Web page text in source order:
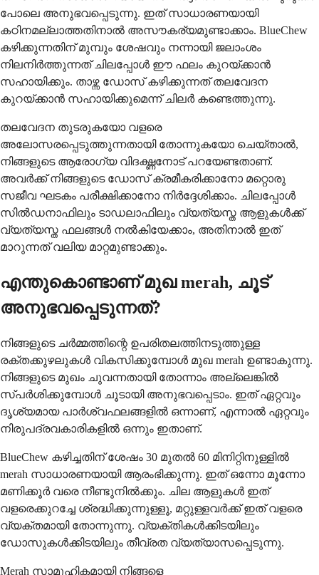
പോലെ അനുഭവപ്പെടുന്നു. ഇത് സാധാരണയായി
കഠിനമല്ലാത്തതിനാൽ അസൗകര്യമുണ്ടാക്കാം. BlueChew
കഴിക്കുന്നതിന് മുമ്പും ശേഷവും നന്നായി ജലാംശം
നിലനിർത്തുന്നത് ചിലപ്പോൾ ഈ ഫലം കുറയ്ക്കാൻ
സഹായിക്കും. താഴ്ന്ന ഡോസ് കഴിക്കുന്നത് തലവേദന
കുറയ്ക്കാൻ സഹായിക്കുമെന്ന് ചിലർ കണ്ടെത്തുന്നു.
തലവേദന തുടരുകയോ വളരെ
അലോസരപ്പെടുത്തുന്നതായി തോന്നുകയോ ചെയ്താൽ,
നിങ്ങളുടെ ആരോഗ്യ വിദഗ്ദ്ധനോട് പറയേണ്ടതാണ്.
അവർക്ക് നിങ്ങളുടെ ഡോസ് ക്രമീകരിക്കാനോ മറ്റൊരു
സജീവ ഘടകം പരീക്ഷിക്കാനോ നിർദ്ദേശിക്കാം. ചിലപ്പോൾ
സിൽഡനാഫിലും ടാഡലാഫിലും വ്യത്യസ്ത ആളുകൾക്ക്
വ്യത്യസ്ത ഫലങ്ങൾ നൽകിയേക്കാം, അതിനാൽ ഇത്
മാറുന്നത് വലിയ മാറ്റമുണ്ടാക്കും.
എന്തുകൊണ്ടാണ് മുഖ merah, ചൂട്
അനുഭവപ്പെടുന്നത്?
നിങ്ങളുടെ ചർമ്മത്തിന്റെ ഉപരിതലത്തിനടുത്തുള്ള
രക്തക്കുഴലുകൾ വികസിക്കുമ്പോൾ മുഖ merah ഉണ്ടാകുന്നു.
നിങ്ങളുടെ മുഖം ചുവന്നതായി തോന്നാം അല്ലെങ്കിൽ
സ്പർശിക്കുമ്പോൾ ചൂടായി അനുഭവപ്പെടാം. ഇത് ഏറ്റവും
ദൃശ്യമായ പാർശ്വഫലങ്ങളിൽ ഒന്നാണ്, എന്നാൽ ഏറ്റവും
നിരുപദ്രവകാരികളിൽ ഒന്നും ഇതാണ്.
BlueChew കഴിച്ചതിന് ശേഷം 30 മുതൽ 60 മിനിറ്റിനുള്ളിൽ
merah സാധാരണയായി ആരംഭിക്കുന്നു. ഇത് ഒന്നോ മൂന്നോ
മണിക്കൂർ വരെ നീണ്ടുനിൽക്കും. ചില ആളുകൾ ഇത്
വളരെക്കുറച്ചേ ശ്രദ്ധിക്കുന്നുള്ളൂ, മറ്റുള്ളവർക്ക് ഇത് വളരെ
വ്യക്തമായി തോന്നുന്നു. വ്യക്തികൾക്കിടയിലും
ഡോസുകൾക്കിടയിലും തീവ്രത വ്യത്യാസപ്പെടുന്നു.
Merah സാമൂഹികമായി നിങ്ങളെ